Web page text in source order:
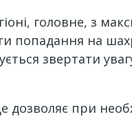
головне, з
попадання на
звертати
дозволяє при